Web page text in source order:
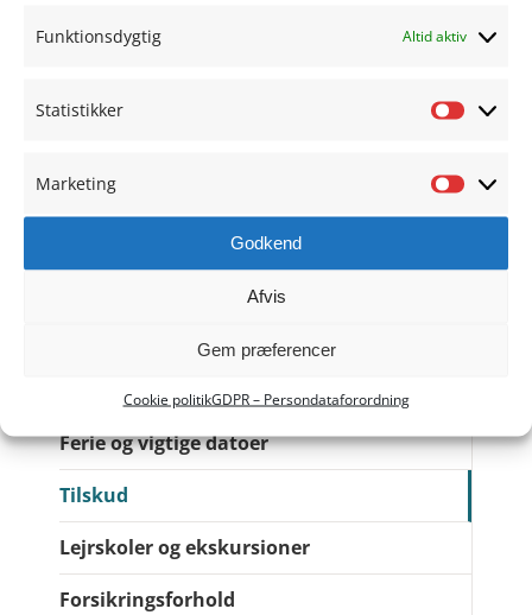
Funktionsdygtig Altid aktiv
Statistikker
Marketing
Godkend
Afvis
Gem præferencer
Cookie politikGDPR – Persondataforordning
PRAKTISKE FORHOLD
Skolepenge & SFO-betaling
Befordring
Ferie og vigtige datoer
Tilskud
Lejrskoler og ekskursioner
Forsikringsforhold